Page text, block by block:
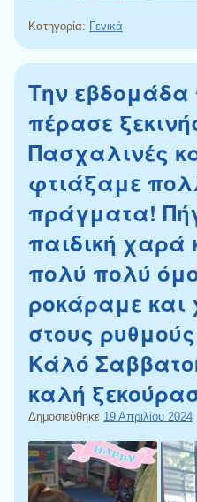
Κατηγορία: Γενικά
Την
πέρασε
Πασχαλινές
φτιάξαμε
πράγματα!
παιδική χαρά
πολύ πολύ
ροκάραμε και
στους
Κάλό
καλή
Δημοσιεύθηκε 19 Απριλίου 2024